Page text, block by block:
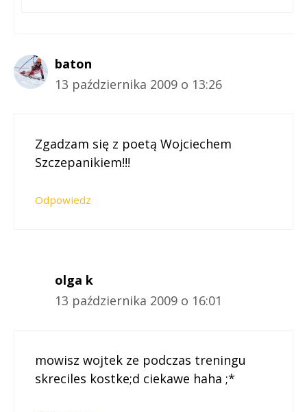
baton
13 października 2009 o 13:26
Zgadzam się z poetą Wojciechem
Szczepanikiem!!!
Odpowiedz
olga k
13 października 2009 o 16:01
mowisz wojtek ze podczas treningu
skreciles kostke;d ciekawe haha ;*